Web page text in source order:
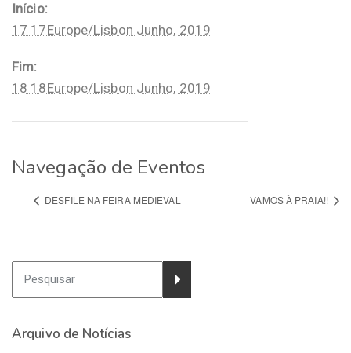
Início:
17 17Europe/Lisbon Junho, 2019
Fim:
18 18Europe/Lisbon Junho, 2019
Navegação de Eventos
DESFILE NA FEIRA MEDIEVAL VAMOS À PRAIA!!
Arquivo de Notícias